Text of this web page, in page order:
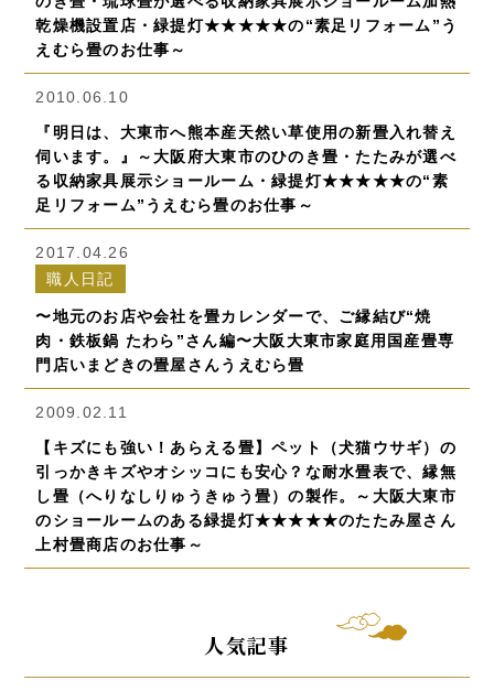
乾燥機設置店・緑提灯★★★★★の“素足リフォーム”う
えむら畳のお仕事～
2010.06.10
『明日は、大東市へ熊本産天然い草使用の新畳入れ替え
伺います。』～大阪府大東市のひのき畳・たたみが選べ
る収納家具展示ショールーム・緑提灯★★★★★の“素
足リフォーム”うえむら畳のお仕事～
2017.04.26
職人日記
〜地元のお店や会社を畳カレンダーで、ご縁結び“焼
肉・鉄板鍋 たわら”さん編〜大阪大東市家庭用国産畳専
門店いまどきの畳屋さんうえむら畳
2009.02.11
【キズにも強い！あらえる畳】ペット（犬猫ウサギ）の
引っかきキズやオシッコにも安心？な耐水畳表で、縁無
し畳（へりなしりゅうきゅう畳）の製作。～大阪大東市
のショールームのある緑提灯★★★★★のたたみ屋さん
上村畳商店のお仕事～
人気記事